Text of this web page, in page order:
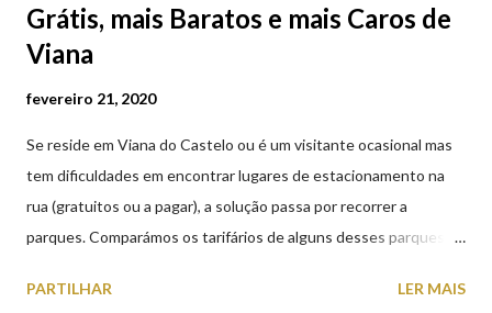
Grátis, mais Baratos e mais Caros de
Viana
fevereiro 21, 2020
Se reside em Viana do Castelo ou é um visitante ocasional mas
tem dificuldades em encontrar lugares de estacionamento na
rua (gratuitos ou a pagar), a solução passa por recorrer a
parques. Comparámos os tarifários de alguns desses parques de
subterrâneos) perto do centro da cidade (entenda-se por
PARTILHAR LER MAIS